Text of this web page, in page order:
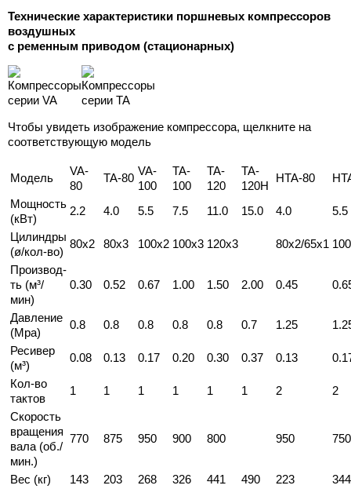
Технические характеристики поршневых компрессоров
воздушных
с ременным приводом (стационарных)
Чтобы увидеть изображение компрессора, щелкните на
соответствующую модель
Модель
VA-
80
TA-80
VA-
100
TA-
100
TA-
120
TA-
120H
HTA-80
Мощность
(кВт)
2.2 4.0 5.5 7.5 11.0 15.0 4.0
5.5
Цилиндры
(ø/кол-во)
80x2 80x3 100x2 100x3 120x3 80x2/65x1
Производ-
ть (м³/
мин)
0.30 0.52 0.67 1.00 1.50 2.00 0.45
Давление
(Mpa)
0.8 0.8 0.8 0.8 0.8 0.7 1.25
Ресивер
(м³)
0.08 0.13 0.17 0.20 0.30 0.37 0.13
Кол-во
тактов
1 1 1 1 1 1 2
2
Скорость
вращения
вала (об./
мин.)
770 875 950 900 800 950 750
Вес (кг) 143 203 268 326 441 490 223 344